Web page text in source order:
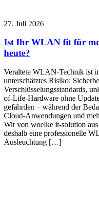
27. Juli 2026
Ist Ihr WLAN fit für
heute?
Veraltete WLAN-Technik ist
unterschätztes Risiko:
Verschlüsselungsstandards,
of-Life-Hardware ohne
gefährden – während der
Cloud-Anwendungen und
Wir von woelke it-solution
deshalb eine professionelle
Ausleuchtung […]